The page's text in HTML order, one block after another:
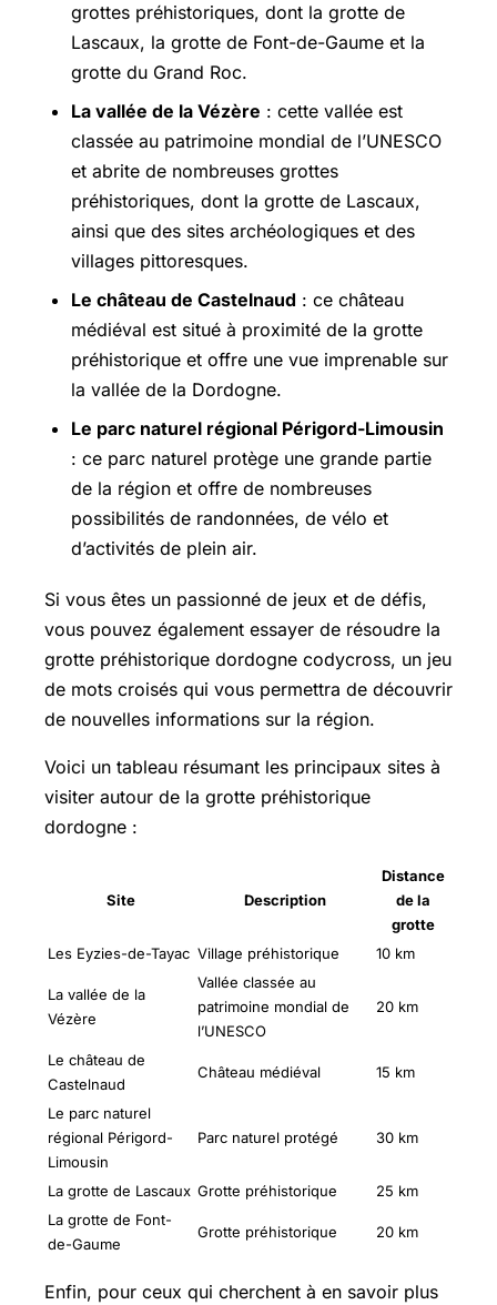
grottes préhistoriques, dont la grotte de
Lascaux, la grotte de Font-de-Gaume et la
grotte du Grand Roc.
La vallée de la Vézère : cette vallée est
classée au patrimoine mondial de l’UNESCO
et abrite de nombreuses grottes
préhistoriques, dont la grotte de Lascaux,
ainsi que des sites archéologiques et des
villages pittoresques.
Le château de Castelnaud : ce château
médiéval est situé à proximité de la grotte
préhistorique et offre une vue imprenable sur
la vallée de la Dordogne.
Le parc naturel régional Périgord-Limousin
: ce parc naturel protège une grande partie
de la région et offre de nombreuses
possibilités de randonnées, de vélo et
d’activités de plein air.
Si vous êtes un passionné de jeux et de défis,
vous pouvez également essayer de résoudre la
grotte préhistorique dordogne codycross, un jeu
de mots croisés qui vous permettra de découvrir
de nouvelles informations sur la région.
Voici un tableau résumant les principaux sites à
visiter autour de la grotte préhistorique
dordogne :
Site Description
Distance
de la
grotte
Les Eyzies-de-Tayac Village préhistorique 10 km
La vallée de la
Vézère
Vallée classée au
patrimoine mondial de
l’UNESCO
20 km
Le château de
Castelnaud
Château médiéval 15 km
Le parc naturel
régional Périgord-
Limousin
Parc naturel protégé 30 km
La grotte de Lascaux Grotte préhistorique
25 km
La grotte de Font-
de-Gaume
Grotte préhistorique 20 km
Enfin, pour ceux qui cherchent à en savoir plus